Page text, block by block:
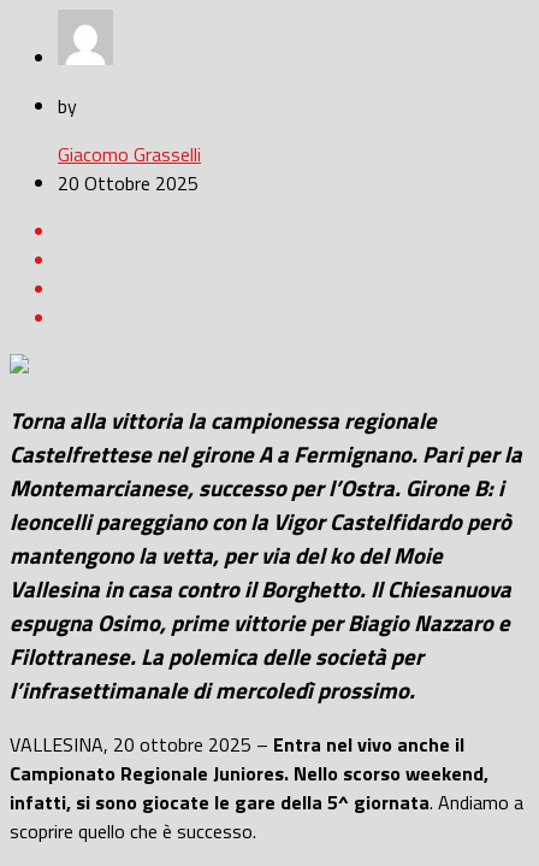
by
Giacomo Grasselli
20 Ottobre 2025
Torna alla vittoria la campionessa regionale
Castelfrettese nel girone A a Fermignano. Pari per la
Montemarcianese, successo per l’Ostra. Girone B: i
leoncelli pareggiano con la Vigor Castelfidardo però
mantengono la vetta, per via del ko del Moie
Vallesina in casa contro il Borghetto. Il Chiesanuova
espugna Osimo, prime vittorie per Biagio Nazzaro e
Filottranese. La polemica delle società per
l’infrasettimanale di mercoledì prossimo.
VALLESINA, 20 ottobre 2025 – Entra nel vivo anche il
Campionato Regionale Juniores. Nello scorso weekend,
infatti, si sono giocate le gare della 5^ giornata. Andiamo a
scoprire quello che è successo.